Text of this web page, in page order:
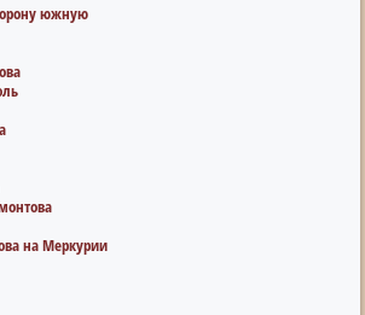
южную
на Меркурии